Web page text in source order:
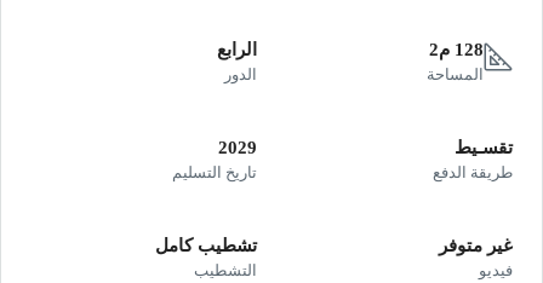
128 م2
المساحة
الرابع
الدور
تقسـيط
طريقة الدفع
2029
تاريخ التسليم
غير متوفر
فيديو
تشطيب كامل
التشطيب